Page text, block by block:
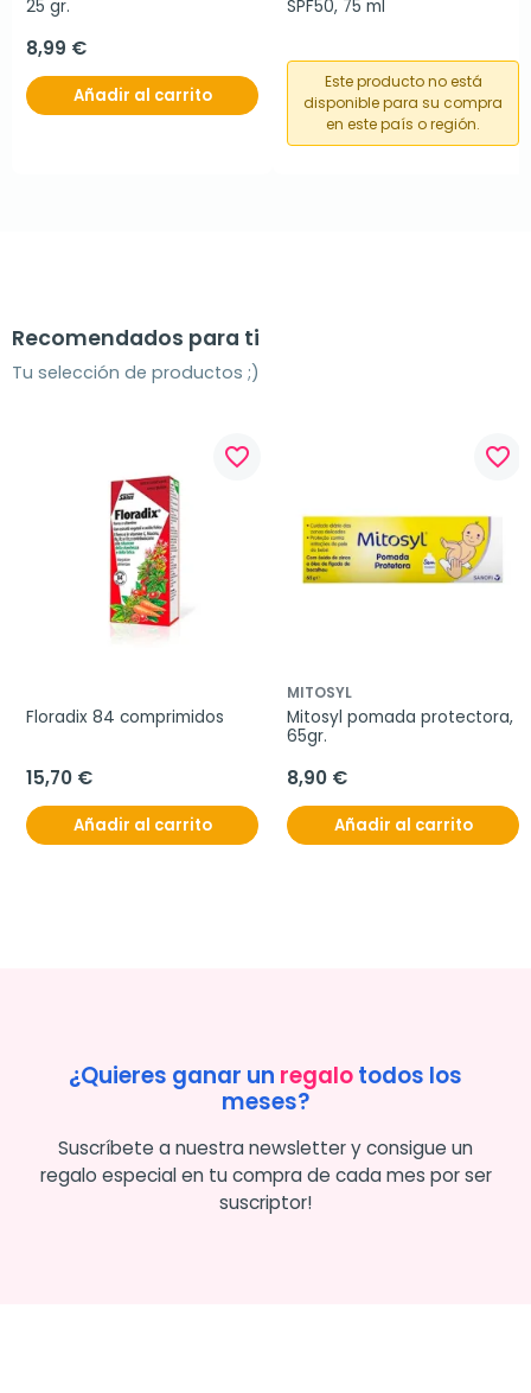
25 gr.
8,99 €
Añadir al carrito
SPF50, 75 ml
Este producto no está
disponible para su compra
en este país o región.
Recomendados para ti
Tu selección de productos ;)
favorite_border
Floradix 84 comprimidos
15,70 €
Añadir al carrito
favorite_border
MITOSYL
Mitosyl pomada protectora,
65gr.
8,90 €
Añadir al carrito
¿Quieres ganar un regalotodos los
meses?
Suscríbete a nuestra newsletter y consigue un
regalo especial en tu compra de cada mes por ser
suscriptor!